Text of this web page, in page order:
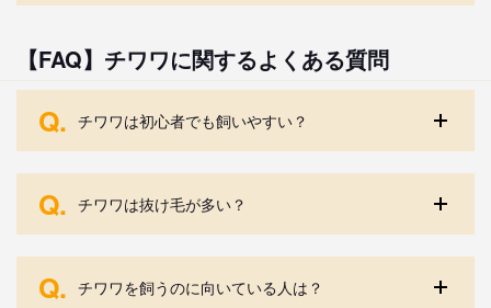
【FAQ】チワワに関するよくある質問
Q. チワワは初心者でも飼いやすい？
Q. チワワは抜け毛が多い？
Q. チワワを飼うのに向いている人は？